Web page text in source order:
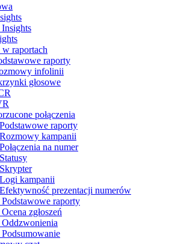
Insights
raportach
raporty
infolinii
głosowe
połączenia
raporty
kampanii
na numer
kampanii
prezentacji numerów
Podstawowe raporty
zgłoszeń
Oddzwonienia
Podsumowanie